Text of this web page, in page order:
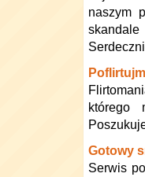
naszym
którego
Gotowy
Serwis